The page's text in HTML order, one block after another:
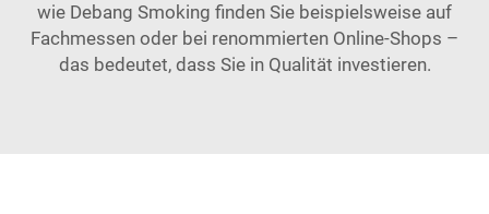
wie Debang Smoking finden Sie beispielsweise auf
Fachmessen oder bei renommierten Online-Shops –
das bedeutet, dass Sie in Qualität investieren.